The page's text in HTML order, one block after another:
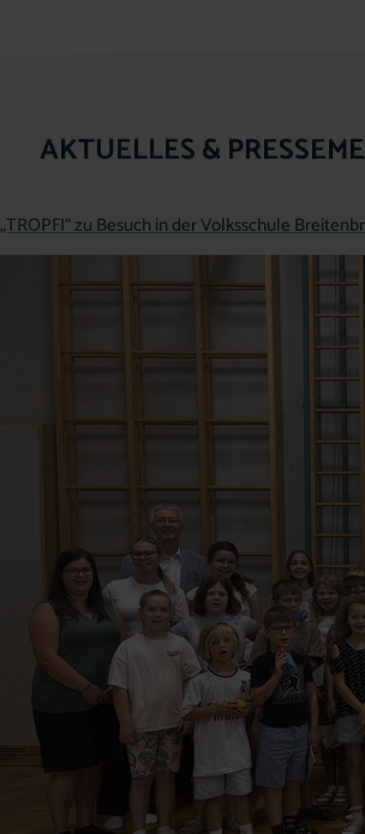
AKTUELLES &
„TROPFI“ zu Besuch in der Volksschule